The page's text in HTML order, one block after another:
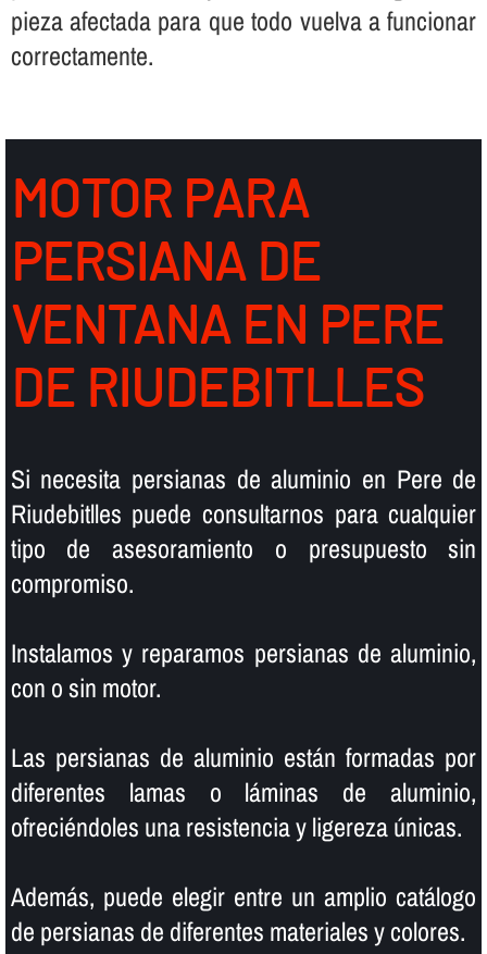
pieza afectada para que todo vuelva a funcionar
correctamente.
MOTOR PARA
PERSIANA DE
VENTANA EN PERE
DE RIUDEBITLLES
Si necesita persianas de aluminio en Pere de
Riudebitlles puede consultarnos para cualquier
tipo de asesoramiento o presupuesto sin
compromiso.
Instalamos y reparamos persianas de aluminio,
con o sin motor.
Las persianas de aluminio están formadas por
diferentes lamas o láminas de aluminio,
ofreciéndoles una resistencia y ligereza únicas.
Además, puede elegir entre un amplio catálogo
de persianas de diferentes materiales y colores.